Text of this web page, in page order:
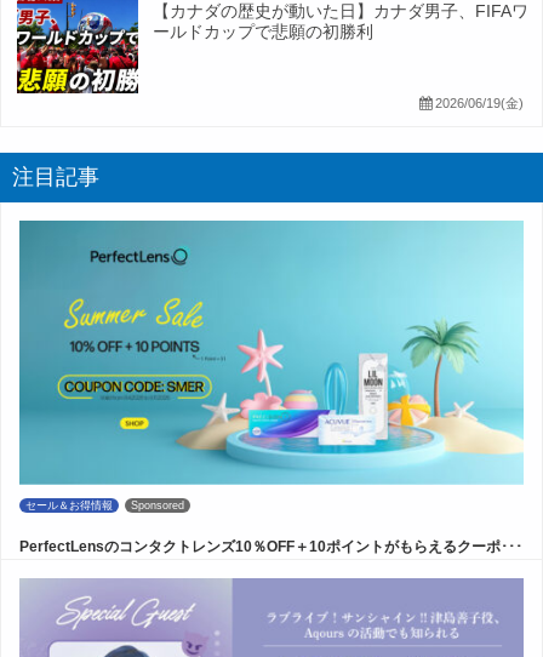
【カナダの歴史が動いた日】カナダ男子、FIFAワ
ールドカップで悲願の初勝利
2026/06/19(金)
注目記事
セール＆お得情報 Sponsored
PerfectLensのコンタクトレンズ10％OFF＋10ポイントがもらえるクーポ･･･